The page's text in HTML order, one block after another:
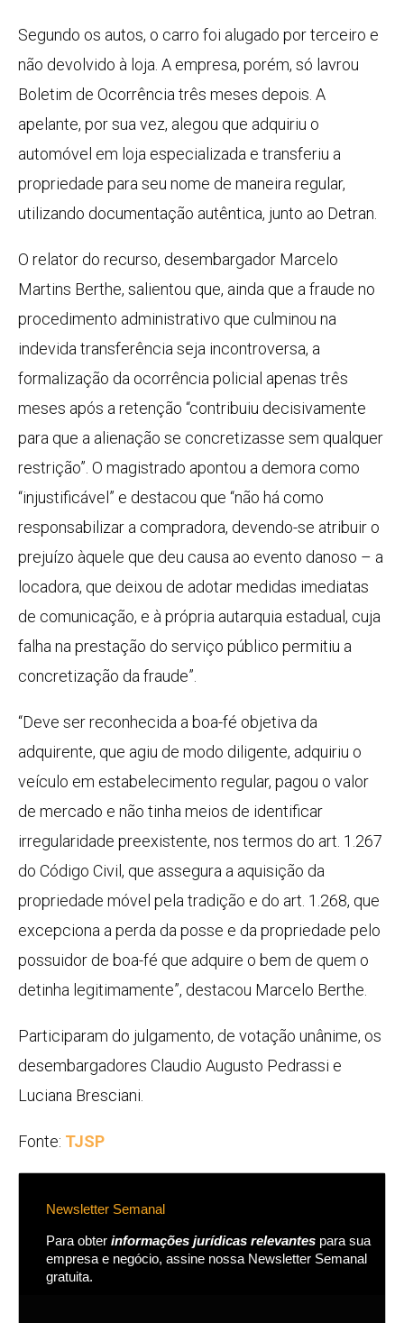
Segundo os autos, o carro foi alugado por terceiro e
não devolvido à loja. A empresa, porém, só lavrou
Boletim de Ocorrência três meses depois. A
apelante, por sua vez, alegou que adquiriu o
automóvel em loja especializada e transferiu a
propriedade para seu nome de maneira regular,
utilizando documentação autêntica, junto ao Detran.
O relator do recurso, desembargador Marcelo
Martins Berthe, salientou que, ainda que a fraude no
procedimento administrativo que culminou na
indevida transferência seja incontroversa, a
formalização da ocorrência policial apenas três
meses após a retenção “contribuiu decisivamente
para que a alienação se concretizasse sem qualquer
restrição”. O magistrado apontou a demora como
“injustificável” e destacou que “não há como
responsabilizar a compradora, devendo-se atribuir o
prejuízo àquele que deu causa ao evento danoso – a
locadora, que deixou de adotar medidas imediatas
de comunicação, e à própria autarquia estadual, cuja
falha na prestação do serviço público permitiu a
concretização da fraude”.
“Deve ser reconhecida a boa-fé objetiva da
adquirente, que agiu de modo diligente, adquiriu o
veículo em estabelecimento regular, pagou o valor
de mercado e não tinha meios de identificar
irregularidade preexistente, nos termos do art. 1.267
do Código Civil, que assegura a aquisição da
propriedade móvel pela tradição e do art. 1.268, que
excepciona a perda da posse e da propriedade pelo
possuidor de boa-fé que adquire o bem de quem o
detinha legitimamente”, destacou Marcelo Berthe.
Participaram do julgamento, de votação unânime, os
desembargadores Claudio Augusto Pedrassi e
Luciana Bresciani.
Fonte: TJSP
Newsletter Semanal
Para obter informações jurídicas relevantes para sua
empresa e negócio, assine nossa Newsletter Semanal
gratuita.